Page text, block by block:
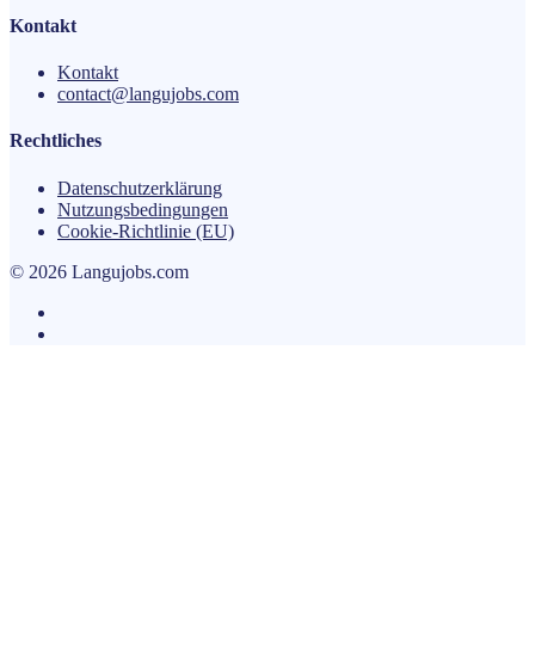
Kontakt
Kontakt
contact@langujobs.com
Rechtliches
Datenschutzerklärung
Nutzungsbedingungen
Cookie-Richtlinie (EU)
© 2026 Langujobs.com